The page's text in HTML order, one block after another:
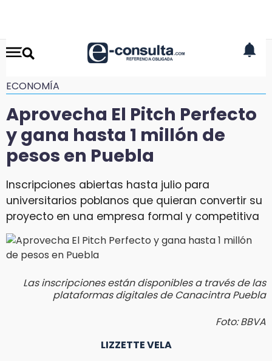
ECONOMÍA
Aprovecha El Pitch Perfecto
y gana hasta 1 millón de
pesos en Puebla
Inscripciones abiertas hasta julio para
universitarios poblanos que quieran convertir su
proyecto en una empresa formal y competitiva
Las inscripciones están disponibles a través de las
plataformas digitales de Canacintra Puebla
Foto: BBVA
LIZZETTE VELA